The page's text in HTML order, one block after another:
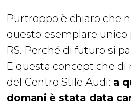
Purtroppo è chiaro che
questo esemplare
RS. Perché di futuro si
E questa concept che di
del Centro Stile Audi: a
domani è stata data